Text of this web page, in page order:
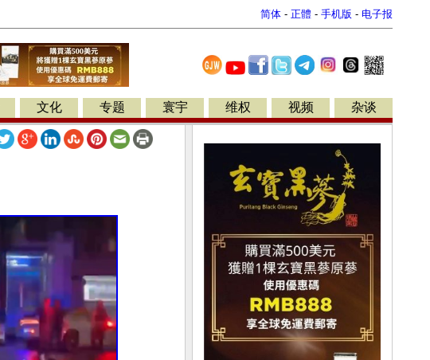
简体 - 正體 - 手机版 - 电子报
文化 专题 寰宇 维权 视频 杂谈